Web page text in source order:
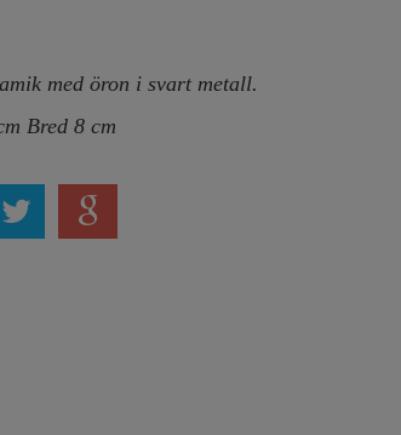
med öron i svart metall.
Bred 8 cm